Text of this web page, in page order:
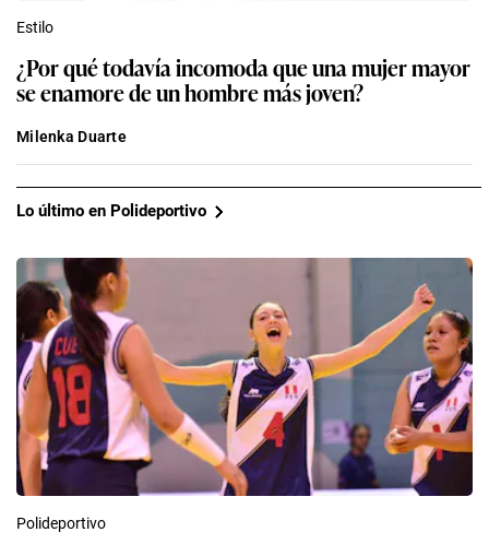
Estilo
¿Por qué todavía incomoda que una mujer mayor
se enamore de un hombre más joven?
Milenka Duarte
Lo último en Polideportivo
Polideportivo